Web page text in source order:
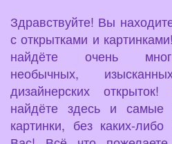
Здравствуйте! Вы
с открытками и
найдёте очень
необычных,
дизайнерских
найдёте здесь и самые
картинки, без каких-